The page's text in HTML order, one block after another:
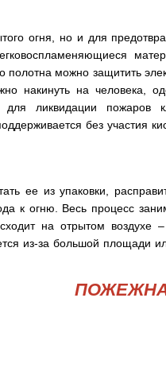
огня, но и для
можно защитить
накинуть на человека,
для ликвидации
без участия
ее из упаковки,
к огню. Весь процесс
на отрытом воздухе
из-за большой площади
ПОЖЕЖНА